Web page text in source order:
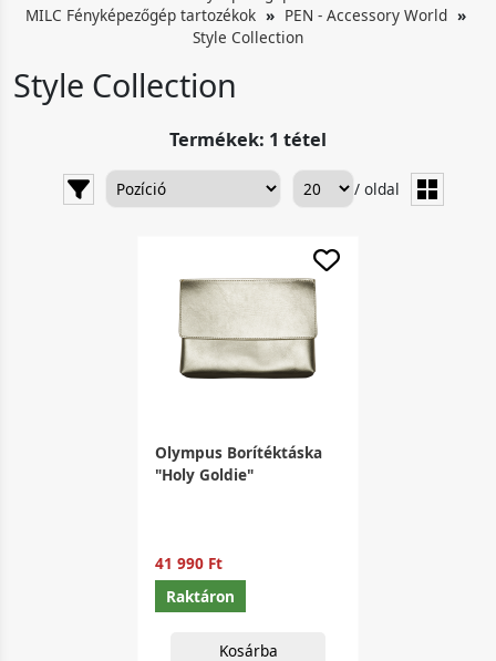
MILC Fényképezőgép tartozékok
PEN - Accessory World
Style Collection
Style Collection
Termékek: 1 tétel
/ oldal
Olympus Borítéktáska
"Holy Goldie"
41 990 Ft
Raktáron
Kosárba